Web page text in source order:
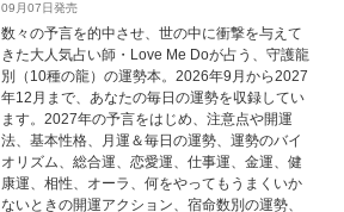
09月07日発売
数々の予言を的中させ、世の中に衝撃を与えて
きた大人気占い師・Love Me Doが占う、守護龍
別（10種の龍）の運勢本。2026年9月から2027
年12月まで、あなたの毎日の運勢を収録してい
ます。2027年の予言をはじめ、注意点や開運
法、基本性格、月運＆毎日の運勢、運勢のバイ
オリズム、総合運、恋愛運、仕事運、金運、健
康運、相性、オーラ、何をやってもうまくいか
ないときの開運アクション、宿命数別の運勢、